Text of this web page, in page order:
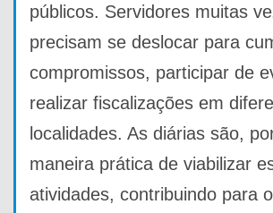
públicos. Servidores muitas
precisam se deslocar para
compromissos, participar de
realizar fiscalizações em
localidades. As diárias são,
maneira prática de viabilizar
atividades, contribuindo para o